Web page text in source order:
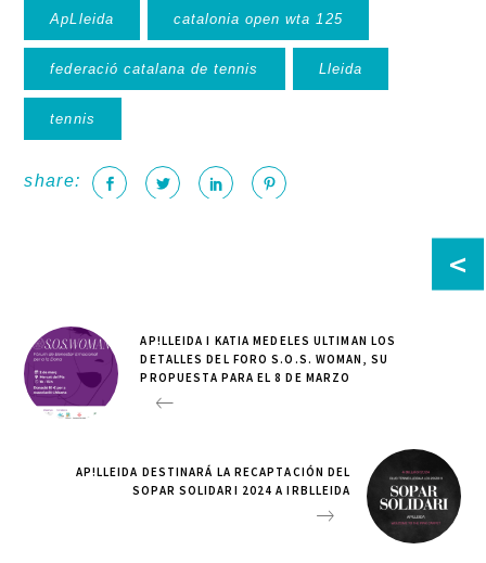
ApLleida catalonia open wta 125
federació catalana de tennis Lleida
tennis
share:
AP!LLEIDA I KATIA MEDELES ULTIMAN LOS
DETALLES DEL FORO S.O.S. WOMAN, SU
PROPUESTA PARA EL 8 DE MARZO
AP!LLEIDA DESTINARÁ LA RECAPTACIÓN DEL
SOPAR SOLIDARI 2024 A IRBLLEIDA
<